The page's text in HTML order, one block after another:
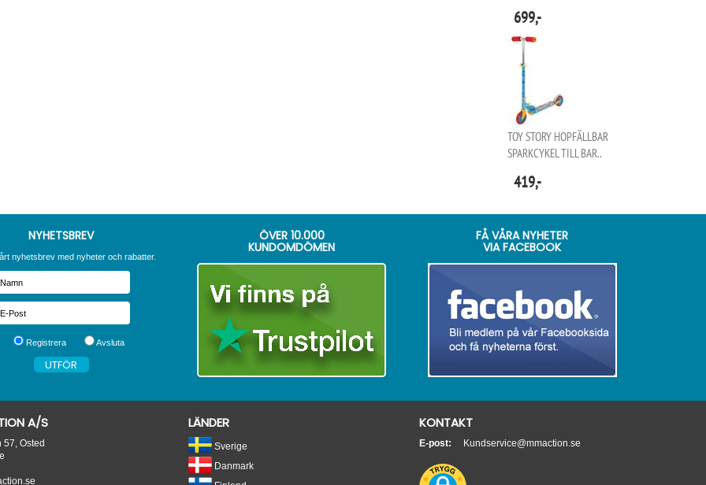
699,-
TOY STORY HOPFÄLLBAR
SPARKCYKEL TILL BAR..
419,-
NYHETSBREV
nyhetsbrev med nyheter och rabatter.
Registrera Avsluta
ÖVER 10.000
KUNDOMDÖMEN
FÅ VÅRA NYHETER
VIA FACEBOOK
A/S
57, Osted
LÄNDER
Sverige
Danmark
KONTAKT
E-post: Kundservice@mmaction.se